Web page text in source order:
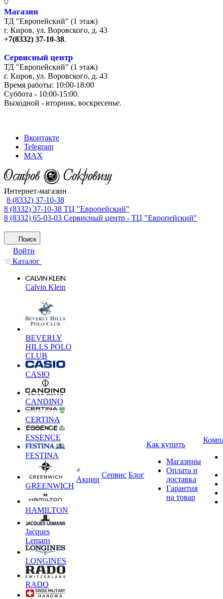
Магазин
ТД "Европейский" (1 этаж)
г. Киров, ул. Воровского, д. 43
+7(8332) 37-10-38.
Сервисный центр
ТД "Европейский" (1 этаж)
г. Киров, ул. Воровского, д. 43
Время работы: 10:00-18:00
Суббота - 10:00-15:00.
Выходной - вторник, воскресенье.
Вконтакте
Telegram
MAX
Интернет-магазин
8 (8332) 37-10-38
8 (8332) 37-10-38 ТЦ "Европейский"
8 (8332) 65-03-03 Сервисный центр - ТЦ "Европейский"
Поиск
Войти
Каталог
Calvin Klein
BEVERLY
HILLS POLO
CLUB
CASIO
CANDINO
CERTINA
ESSENCE
FESTINA
GREENWICH
HAMILTON
Jacques
Lemans
LONGINES
RADO
Акции
Сервис Блог
Как купить
Магазины
Оплата и
доставка
Гарантия
на товар